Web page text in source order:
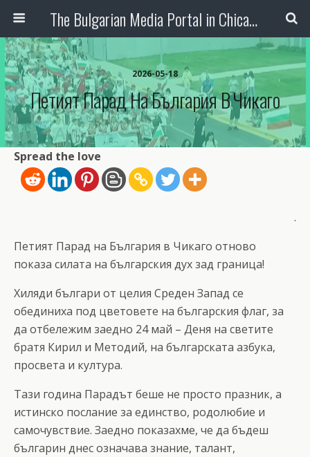
The Bulgarian Media Portal in Chicago
2026-05-18
Петият Парад На България В Чикаго
Spread the love
.
Петият Парад на България в Чикаго отново
показа силата на българския дух зад граница!
Хиляди българи от целия Среден Запад се
обединиха под цветовете на българския флаг, за
да отбележим заедно 24 май – Деня на светите
братя Кирил и Методий, на българската азбука,
просвета и култура.
Тази година Парадът беше не просто празник, а
истинско послание за единство, родолюбие и
самочувствие. Заедно показахме, че да бъдеш
българин днес означава знание, талант,